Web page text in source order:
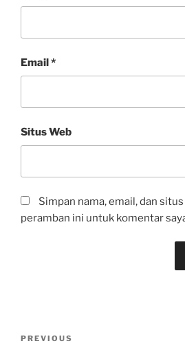
Email*
Situs Web
Simpan nama, email, dan
peramban ini untuk komentar
PREVIOUS